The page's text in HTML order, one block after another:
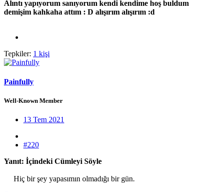
Alıntı yapıyorum sanıyorum kendi kendime hoş buldum
demişim kahkaha attım : D alışırım alışırım :d
Tepkiler: 1 kişi
Painfully
Well-Known Member
13 Tem 2021
#220
Yanıt: İçindeki Cümleyi Söyle
Hiç bir şey yapasımın olmadığı bir gün.​